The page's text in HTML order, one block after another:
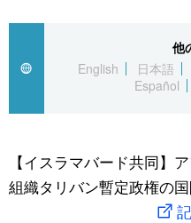
経済・ビジネス
国際
文化
トップ
アーカイブ
In-depth
Japan Data
動画/Live
スポーツ・東京2020
他
English
日本語
Español
【イスラマバード共同】
組織タリバン暫定政権の